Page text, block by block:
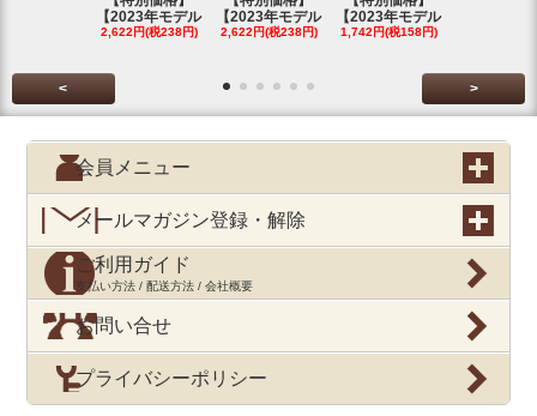
【2023年モデル
2,622円(税238円)
【2023年モデル
2,622円(税238円)
【2023年モデル
1,742円(税158円)
< >
会員メニュー
メールマガジン登録・解除
ご利用ガイド
支払い方法 / 配送方法 / 会社概要
お問い合せ
プライバシーポリシー